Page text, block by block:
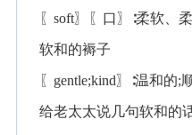
〖soft〗〖口〗∶柔软、
软和的褥子
〖gentle;kind〗∶温和的;
给老太太说几句软和的